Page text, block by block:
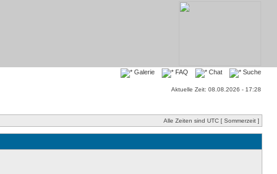
Galerie FAQ Chat Suche
Aktuelle Zeit: 08.08.2026 - 17:28
Alle Zeiten sind UTC [ Sommerzeit ]